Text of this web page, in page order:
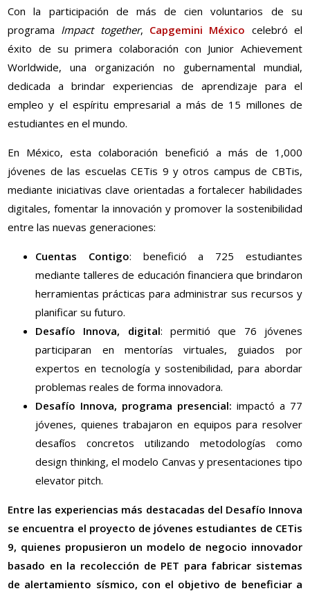
Con la participación de más de cien voluntarios de su
programa Impact together, Capgemini México celebró el
éxito de su primera colaboración con Junior Achievement
Worldwide, una organización no gubernamental mundial,
dedicada a brindar experiencias de aprendizaje para el
empleo y el espíritu empresarial a más de 15 millones de
estudiantes en el mundo.
En México, esta colaboración benefició a más de 1,000
jóvenes de las escuelas CETis 9 y otros campus de CBTis,
mediante iniciativas clave orientadas a fortalecer habilidades
digitales, fomentar la innovación y promover la sostenibilidad
entre las nuevas generaciones:
Cuentas Contigo: benefició a 725 estudiantes
mediante talleres de educación financiera que brindaron
herramientas prácticas para administrar sus recursos y
planificar su futuro.
Desafío Innova, digital: permitió que 76 jóvenes
participaran en mentorías virtuales, guiados por
expertos en tecnología y sostenibilidad, para abordar
problemas reales de forma innovadora.
Desafío Innova, programa presencial: impactó a 77
jóvenes, quienes trabajaron en equipos para resolver
desafíos concretos utilizando metodologías como
design thinking, el modelo Canvas y presentaciones tipo
elevator pitch.
Entre las experiencias más destacadas del Desafío Innova
se encuentra el proyecto de jóvenes estudiantes de CETis
9, quienes propusieron un modelo de negocio innovador
basado en la recolección de PET para fabricar sistemas
de alertamiento sísmico, con el objetivo de beneficiar a